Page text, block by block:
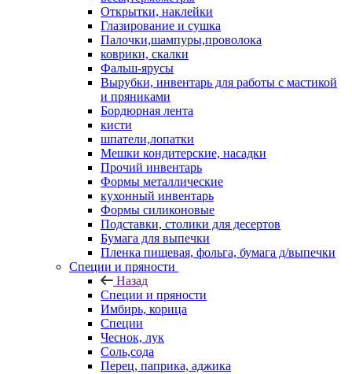
Открытки, наклейки
Глазирование и сушка
Палочки,шампуры,проволока
коврики, скалки
Фальш-ярусы
Вырубки, инвентарь для работы с мастикой
и пряниками
Бордюрная лента
кисти
шпатели,лопатки
Мешки кондитерские, насадки
Прочий инвентарь
Формы металлические
кухонный инвентарь
Формы силиконовые
Подставки, столики для десертов
Бумага для выпечки
Пленка пищевая, фольга, бумага д/выпечки
Специи и пряности
Назад
Специи и пряности
Имбирь, корица
Специи
Чеснок, лук
Соль,сода
Перец, паприка, аджика